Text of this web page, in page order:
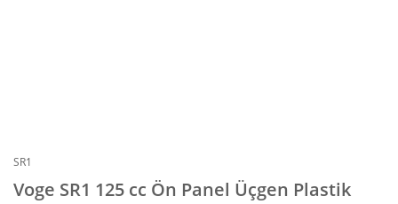
SR1
Voge SR1 125 cc Ön Panel Üçgen Plastik